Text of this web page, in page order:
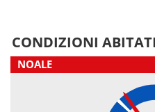
CONDIZIONI
NOALE